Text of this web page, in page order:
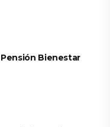
Bienestar